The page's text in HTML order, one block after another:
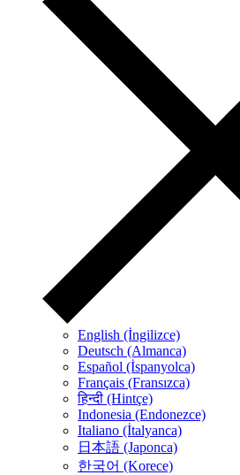
English (İngilizce)
Deutsch (Almanca)
Español (İspanyolca)
Français (Fransızca)
हिन्दी (Hintçe)
Indonesia (Endonezce)
Italiano (İtalyanca)
日本語 (Japonca)
한국어 (Korece)